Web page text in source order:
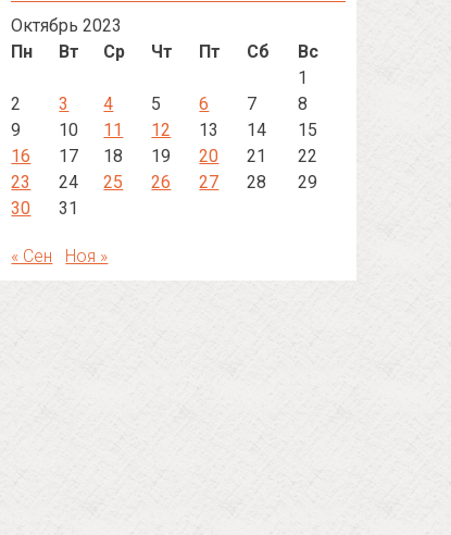
Октябрь 2023
Пн
Вт Ср Чт Пт Сб
Вс
1
2
3 4 5 6 7
8
9
10 11 12 13 14
15
16
17 18 19 20 21
22
23
24 25 26 27 28
29
30
31
« Сен Ноя »